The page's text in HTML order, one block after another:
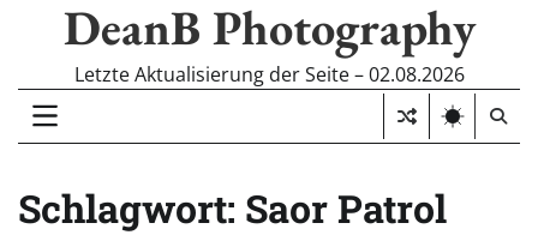
DeanB Photography
Letzte Aktualisierung der Seite – 02.08.2026
Schlagwort: Saor Patrol